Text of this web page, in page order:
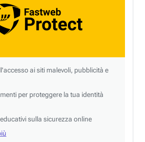
ai siti malevoli, pubblicità e
per proteggere la tua identità
sulla sicurezza online